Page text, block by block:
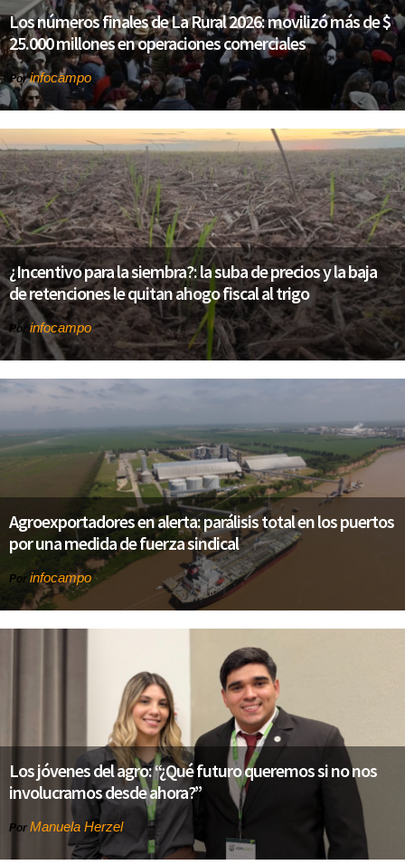
Los números finales de La Rural 2026: movilizó más de $
25.000 millones en operaciones comerciales
Porinfocampo
¿Incentivo para la siembra?: la suba de precios y la baja
de retenciones le quitan ahogo fiscal al trigo
Por infocampo
Agroexportadores en alerta: parálisis total en los puertos
por una medida de fuerza sindical
Por infocampo
Los jóvenes del agro: “¿Qué futuro queremos si no nos
involucramos desde ahora?”
Por Manuela Herzel